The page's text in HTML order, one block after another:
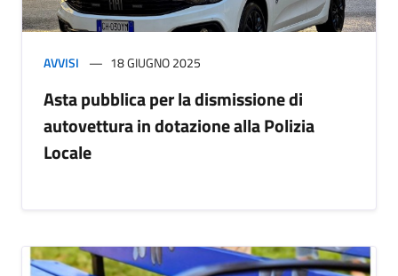
AVVISI 18 GIUGNO 2025
Asta pubblica per la dismissione di
autovettura in dotazione alla Polizia
Locale